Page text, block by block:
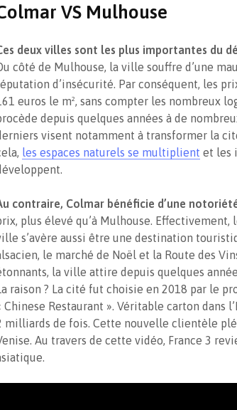
VS Mulhouse
deux villes sont les plus importantes du
côté de Mulhouse, la ville souffre d’une
d’insécurité. Par conséquent, les
euros le m², sans compter les nombreux
depuis quelques années à de
visent notamment à transformer la
les espaces naturels se multiplient et les
contraire, Colmar bénéficie d’une
plus élevé qu’à Mulhouse. Effectivement,
s’avère aussi être une destination
le marché de Noël et la Route des
la ville attire depuis quelques
raison ? La cité fut choisie en 2018 par le
Chinese Restaurant ». Véritable carton dans
milliards de fois. Cette nouvelle clientèle
Au travers de cette vidéo, France 3